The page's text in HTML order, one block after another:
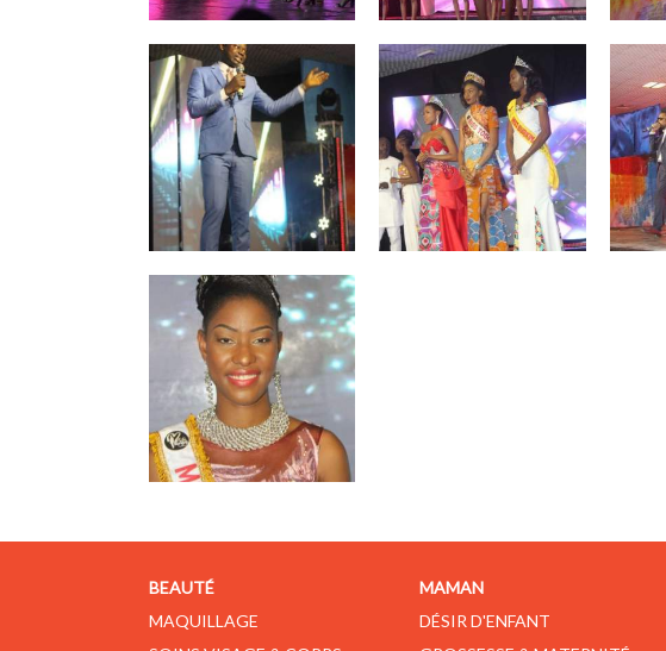
BEAUTÉ
MAQUILLAGE
MAMAN
DÉSIR D'ENFANT